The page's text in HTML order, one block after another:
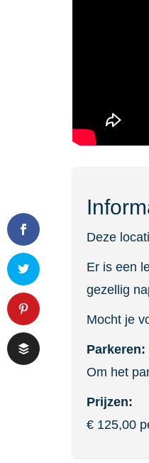
Deze
Er is een
gezellig
Mocht je
Parkeren:
Om het
Prijzen:
€ 125,00